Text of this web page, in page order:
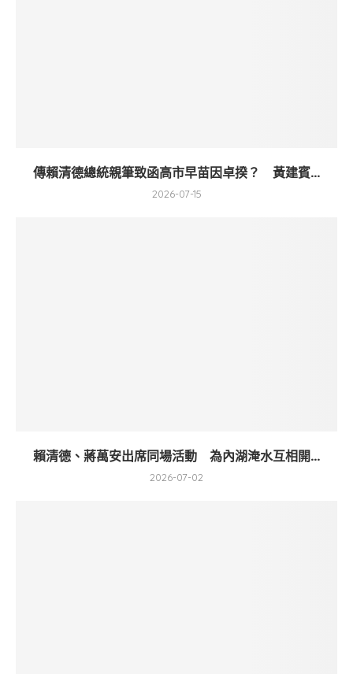
傳賴清德總統親筆致函高市早苗因卓揆？ 黃建賓...
2026-07-15
賴清德、蔣萬安出席同場活動 為內湖淹水互相開...
2026-07-02